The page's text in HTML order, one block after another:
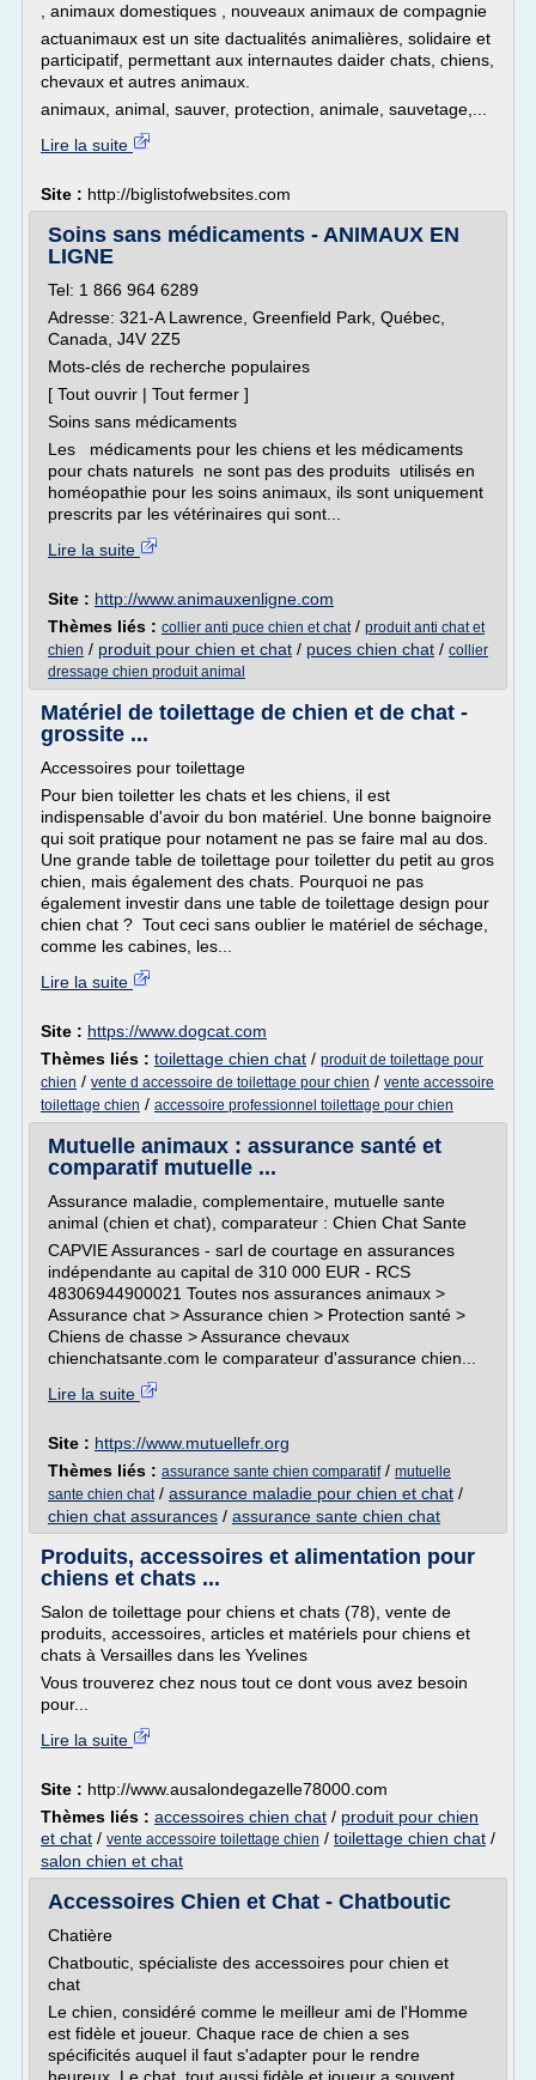
, animaux domestiques , nouveaux animaux de compagnie
actuanimaux est un site dactualités animalières, solidaire et
participatif, permettant aux internautes daider chats, chiens,
chevaux et autres animaux.
animaux, animal, sauver, protection, animale, sauvetage,...
Lire la suite
Site : http://biglistofwebsites.com
Soins sans médicaments - ANIMAUX EN
LIGNE
Tel: 1 866 964 6289
Adresse: 321-A Lawrence, Greenfield Park, Québec,
Canada, J4V 2Z5
Mots-clés de recherche populaires
[ Tout ouvrir | Tout fermer ]
Soins sans médicaments
Les médicaments pour les chiens et les médicaments
pour chats naturels ne sont pas des produits utilisés en
homéopathie pour les soins animaux, ils sont uniquement
prescrits par les vétérinaires qui sont...
Lire la suite
Site : http://www.animauxenligne.com
Thèmes liés : collier anti puce chien et chat/ produit anti chat et
chien / produit pour chien et chat / puces chien chat / collier
dressage chien produit animal
Matériel de toilettage de chien et de chat -
grossite ...
Accessoires pour toilettage
Pour bien toiletter les chats et les chiens, il est
indispensable d'avoir du bon matériel. Une bonne baignoire
qui soit pratique pour notament ne pas se faire mal au dos.
Une grande table de toilettage pour toiletter du petit au gros
chien, mais également des chats. Pourquoi ne pas
également investir dans une table de toilettage design pour
chien chat ? Tout ceci sans oublier le matériel de séchage,
comme les cabines, les...
Lire la suite
Site : https://www.dogcat.com
Thèmes liés : toilettage chien chat / produit de toilettage pour
chien / vente d accessoire de toilettage pour chien / vente accessoire
toilettage chien / accessoire professionnel toilettage pour chien
Mutuelle animaux : assurance santé et
comparatif mutuelle ...
Assurance maladie, complementaire, mutuelle sante
animal (chien et chat), comparateur : Chien Chat Sante
CAPVIE Assurances - sarl de courtage en assurances
indépendante au capital de 310 000 EUR - RCS
48306944900021 Toutes nos assurances animaux >
Assurance chat > Assurance chien > Protection santé >
Chiens de chasse > Assurance chevaux
chienchatsante.com le comparateur d'assurance chien...
Lire la suite
Site : https://www.mutuellefr.org
Thèmes liés : assurance sante chien comparatif/ mutuelle
sante chien chat/ assurance maladie pour chien et chat /
chien chat assurances / assurance sante chien chat
Produits, accessoires et alimentation pour
chiens et chats ...
Salon de toilettage pour chiens et chats (78), vente de
produits, accessoires, articles et matériels pour chiens et
chats à Versailles dans les Yvelines
Vous trouverez chez nous tout ce dont vous avez besoin
pour...
Lire la suite
Site : http://www.ausalondegazelle78000.com
Thèmes liés : accessoires chien chat / produit pour chien
et chat / vente accessoire toilettage chien / toilettage chien chat /
salon chien et chat
Accessoires Chien et Chat - Chatboutic
Chatière
Chatboutic, spécialiste des accessoires pour chien et
chat
Le chien, considéré comme le meilleur ami de l'Homme
est fidèle et joueur. Chaque race de chien a ses
spécificités auquel il faut s'adapter pour le rendre